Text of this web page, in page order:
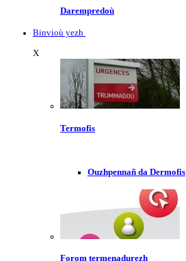
Darempredoù
Binvioù yezh
X
Termofis
Ouzhpennañ da Dermofis
Forom termenadurezh